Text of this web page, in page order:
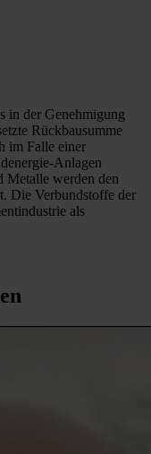
in der Genehmigung
Rückbausumme
im Falle einer
Anlagen
Metalle werden den
Die Verbundstoffe der
als